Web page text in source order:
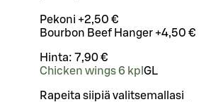
Pekoni +2,50 €
Bourbon Beef Hanger +4,50 €
Hinta: 7,90 €
Chicken wings 6 kpl GL
Rapeita siipiä valitsemallasi